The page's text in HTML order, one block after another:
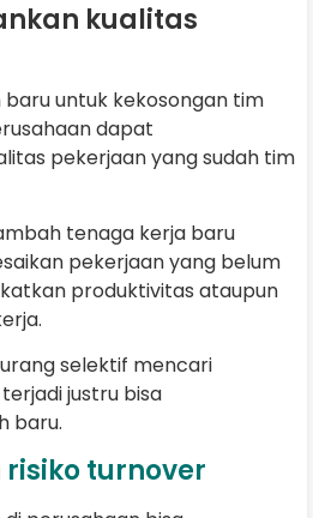
kualitas
untuk kekosongan tim
dapat
pekerjaan yang sudah tim
tenaga kerja baru
pekerjaan yang belum
produktivitas ataupun
selektif mencari
justru bisa
baru.
risiko turnover